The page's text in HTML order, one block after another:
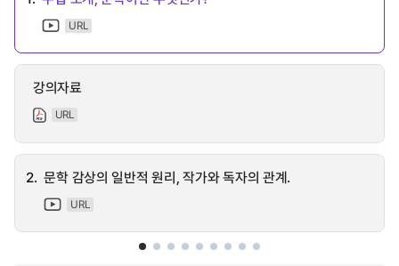
URL
강의자료
URL
2. 문학 감상의 일반적 원리, 작가와 독자의 관계.
URL